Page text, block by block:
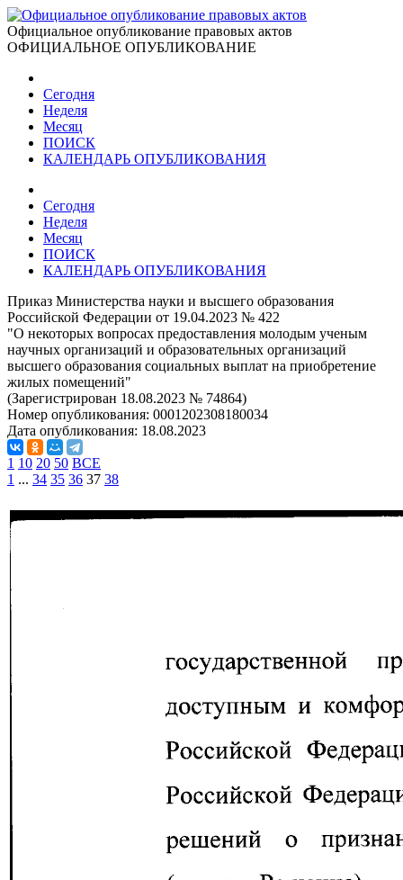
Официальное опубликование правовых актов
ОФИЦИАЛЬНОЕ ОПУБЛИКОВАНИЕ
Сегодня
Неделя
Месяц
ПОИСК
КАЛЕНДАРЬ ОПУБЛИКОВАНИЯ
Сегодня
Неделя
Месяц
ПОИСК
КАЛЕНДАРЬ ОПУБЛИКОВАНИЯ
Приказ Министерства науки и высшего образования
Российской Федерации от 19.04.2023 № 422
"О некоторых вопросах предоставления молодым ученым
научных организаций и образовательных организаций
высшего образования социальных выплат на приобретение
жилых помещений"
(Зарегистрирован 18.08.2023 № 74864)
Номер опубликования: 0001202308180034
Дата опубликования: 18.08.2023
1 10 20 50 ВСЕ
1 ... 34 35 36 37 38